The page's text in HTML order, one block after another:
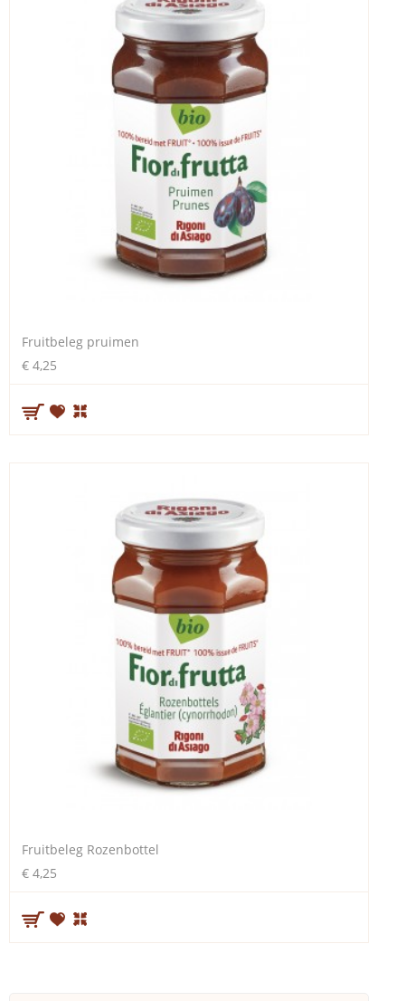
Fruitbeleg pruimen
€ 4,25
Fruitbeleg Rozenbottel
€ 4,25